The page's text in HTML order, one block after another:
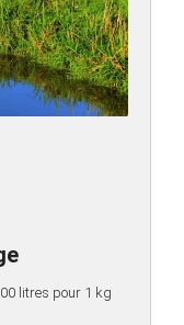
litres pour 1 kg